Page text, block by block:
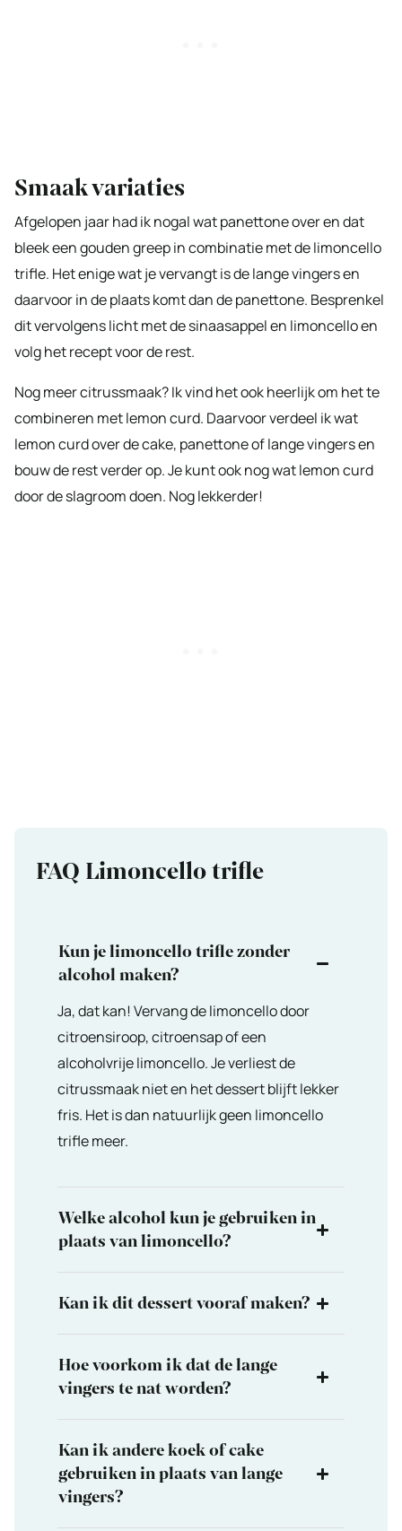
Smaak variaties
Afgelopen jaar had ik nogal wat panettone over en dat
bleek een gouden greep in combinatie met de limoncello
trifle. Het enige wat je vervangt is de lange vingers en
daarvoor in de plaats komt dan de panettone. Besprenkel
dit vervolgens licht met de sinaasappel en limoncello en
volg het recept voor de rest.
Nog meer citrussmaak? Ik vind het ook heerlijk om het te
combineren met lemon curd. Daarvoor verdeel ik wat
lemon curd over de cake, panettone of lange vingers en
bouw de rest verder op. Je kunt ook nog wat lemon curd
door de slagroom doen. Nog lekkerder!
FAQ Limoncello trifle
Kun je limoncello trifle zonder
alcohol maken?
Ja, dat kan! Vervang de limoncello door
citroensiroop, citroensap of een
alcoholvrije limoncello. Je verliest de
citrussmaak niet en het dessert blijft lekker
fris. Het is dan natuurlijk geen limoncello
trifle meer.
Welke alcohol kun je gebruiken in
plaats van limoncello?
Kan ik dit dessert vooraf maken?
Hoe voorkom ik dat de lange
vingers te nat worden?
Kan ik andere koek of cake
gebruiken in plaats van lange
vingers?